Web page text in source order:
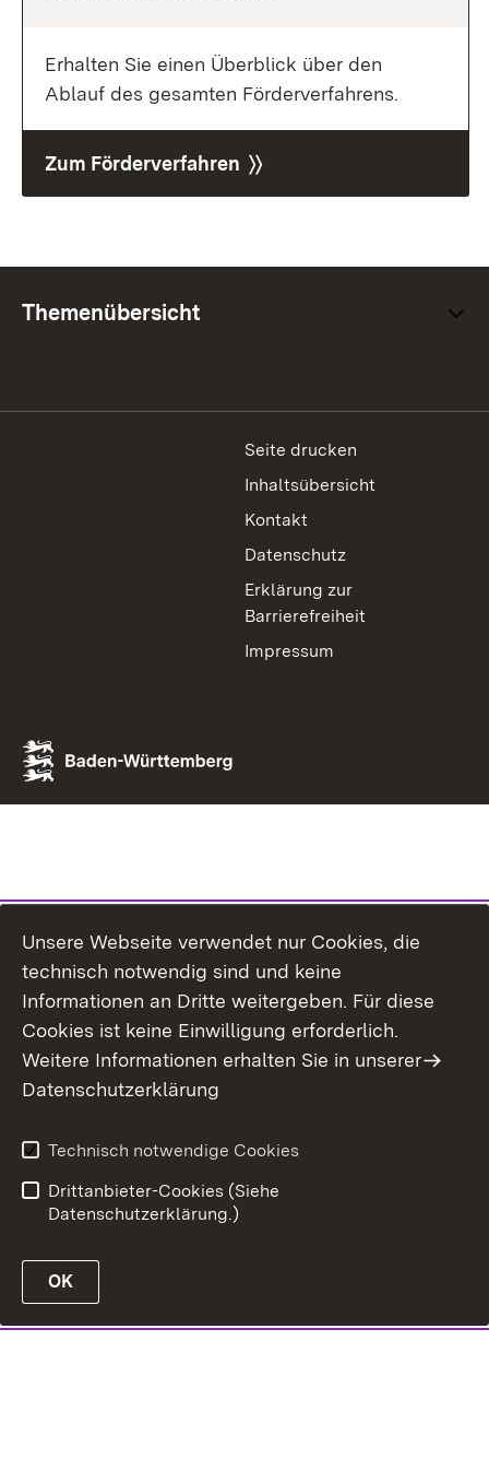
Erhalten Sie einen Überblick über den
Ablauf des gesamten Förderverfahrens.
Zum Förderverfahren 〉〉
Themenübersicht
Seite drucken
Inhaltsübersicht
Kontakt
Datenschutz
Erklärung zur
Barrierefreiheit
Impressum
Unsere Webseite verwendet nur Cookies, die
technisch notwendig sind und keine
Informationen an Dritte weitergeben. Für diese
Cookies ist keine Einwilligung erforderlich.
Weitere Informationen erhalten Sie in unserer
Datenschutzerklärung
Technisch notwendige Cookies
Drittanbieter-Cookies (Siehe
Datenschutzerklärung.)
OK